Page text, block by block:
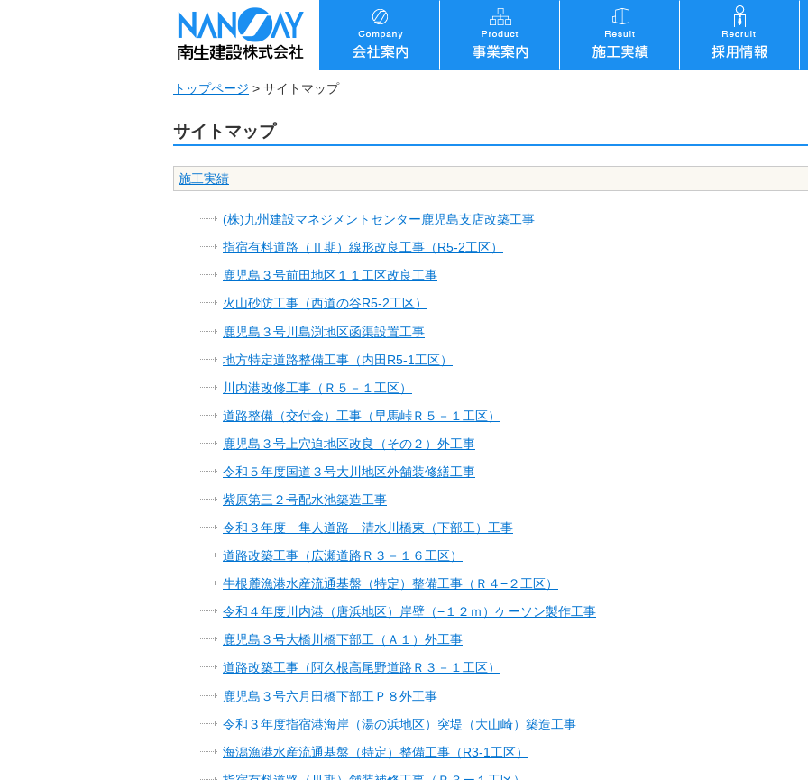
トップページ > サイトマップ
サイトマップ
施工実績
(株)九州建設マネジメントセンター鹿児島支店改築工事
指宿有料道路（Ⅱ期）線形改良工事（R5-2工区）
鹿児島３号前田地区１１工区改良工事
火山砂防工事（西道の谷R5-2工区）
鹿児島３号川島渕地区函渠設置工事
地方特定道路整備工事（内田R5-1工区）
川内港改修工事（Ｒ５－１工区）
道路整備（交付金）工事（早馬峠Ｒ５－１工区）
鹿児島３号上穴迫地区改良（その２）外工事
令和５年度国道３号大川地区外舗装修繕工事
紫原第三２号配水池築造工事
令和３年度 隼人道路 清水川橋東（下部工）工事
道路改築工事（広瀬道路Ｒ３－１６工区）
⽜根麓漁港⽔産流通基盤（特定）整備⼯事（Ｒ４−２⼯区）
令和４年度川内港（唐浜地区）岸壁（−１２ｍ）ケーソン製作⼯事
鹿児島３号大橋川橋下部工（Ａ１）外工事
道路改築工事（阿久根高尾野道路Ｒ３－１工区）
鹿児島３号六月田橋下部工Ｐ８外工事
令和３年度指宿港海岸（湯の浜地区）突堤（大山崎）築造工事
海潟漁港水産流通基盤（特定）整備工事（R3-1工区）